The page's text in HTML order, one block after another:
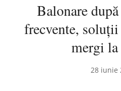
Balonare
frecvente,
mergi
28 iunie